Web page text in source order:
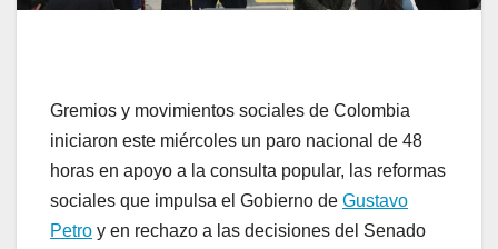
Gremios y movimientos sociales de Colombia
iniciaron este miércoles un paro nacional de 48
horas en apoyo a la consulta popular, las reformas
sociales que impulsa el Gobierno de Gustavo
Petro y en rechazo a las decisiones del Senado